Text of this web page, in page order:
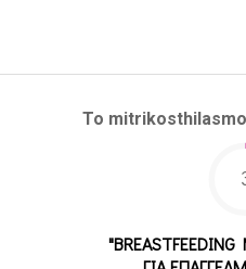
Το
"BREASTFEEDING